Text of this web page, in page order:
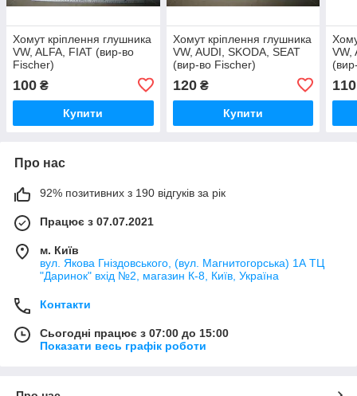
Хомут кріплення глушника
VW, ALFA, FIAT (вир-во
Fischer)
100 ₴
Купити
Хомут кріплення глушника
VW, AUDI, SKODA, SEAT
(вир-во Fischer)
120₴
Купити
VW,
110
Про нас
92% позитивних з 190 відгуків за рік
Працює з 07.07.2021
м. Київ
вул. Якова Гніздовського, (вул. Магнитогорська) 1А ТЦ
"Даринок" вхід №2, магазин К-8, Київ, Україна
Контакти
Сьогодні працює з 07:00 до 15:00
Показати весь графік роботи